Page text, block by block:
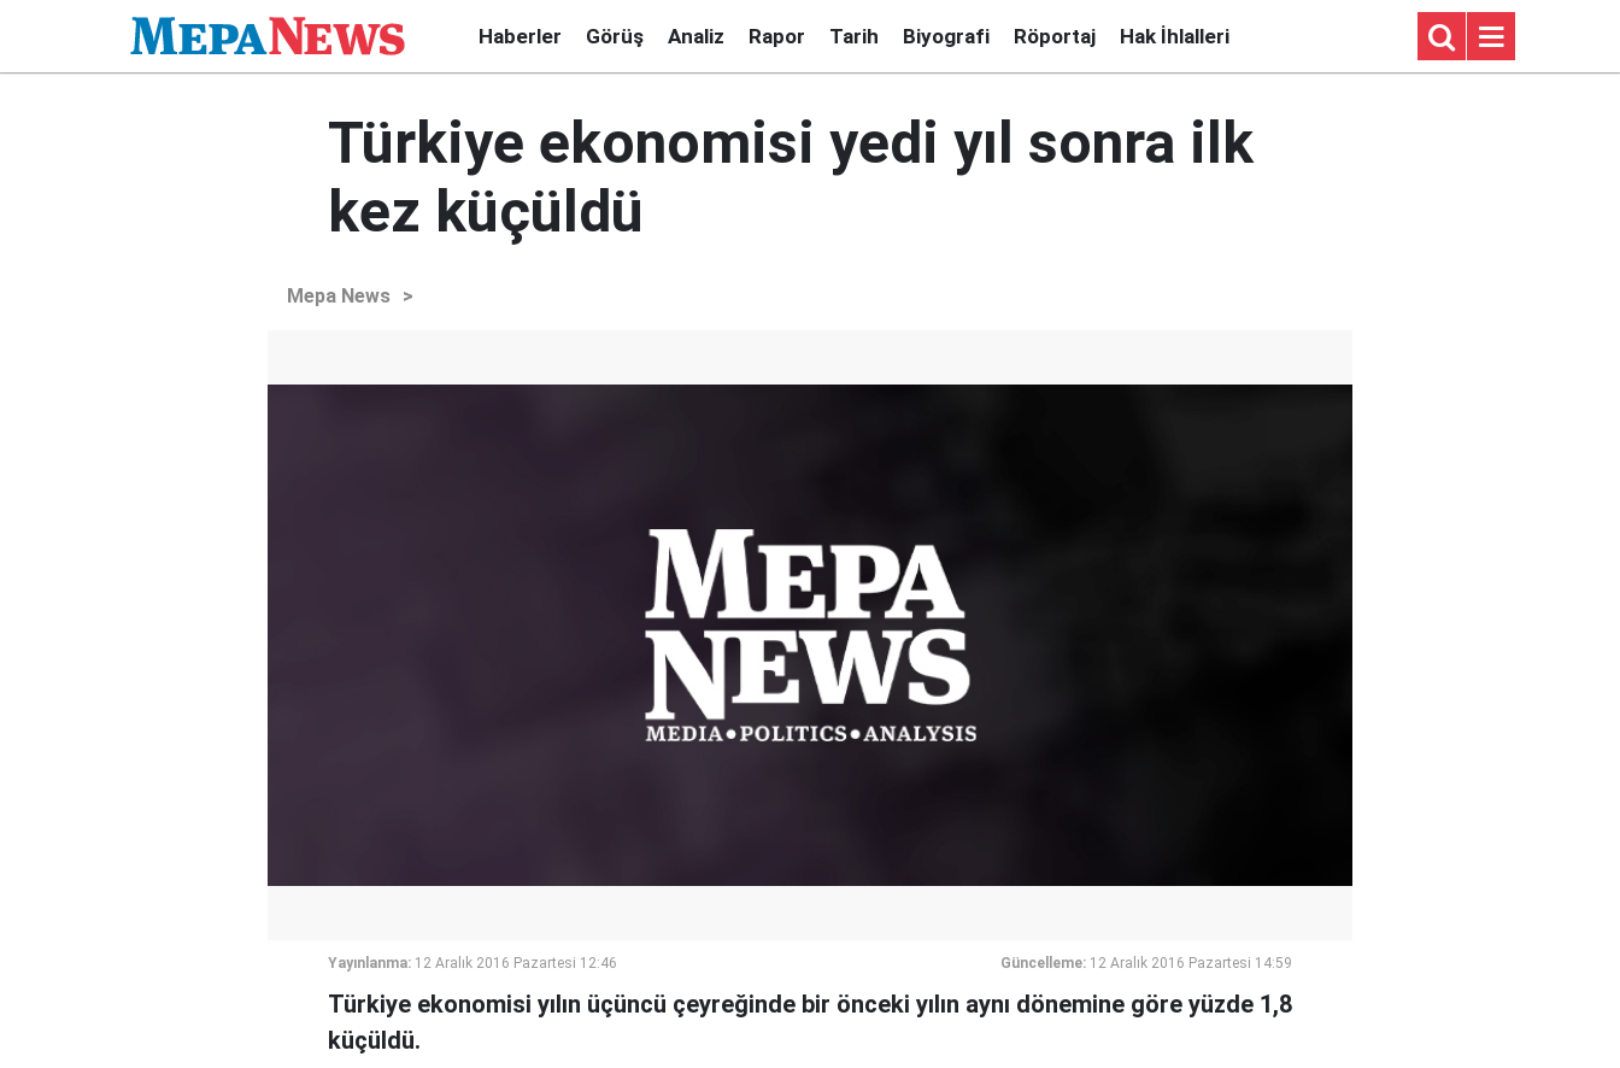
Haberler Görüş Analiz Rapor Tarih Biyografi Röportaj Hak İhlalleri
Türkiye ekonomisi yedi yıl sonra ilk
kez küçüldü
Mepa News >
Yayınlanma: 12 Aralık 2016 Pazartesi 12:46 Güncelleme: 12 Aralık 2016 Pazartesi 14:59
Türkiye ekonomisi yılın üçüncü çeyreğinde bir önceki yılın aynı dönemine göre yüzde 1,8
küçüldü.